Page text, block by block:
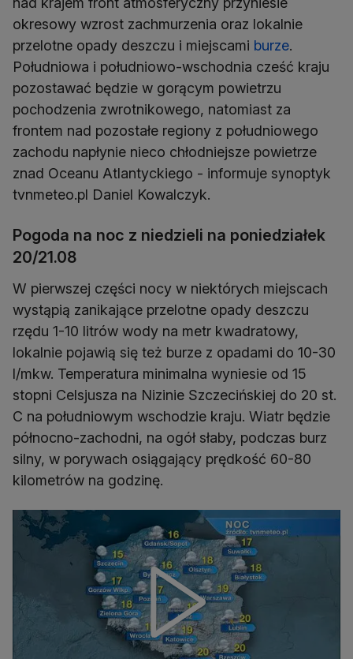
okresowy wzrost zachmurzenia oraz lokalnie
przelotne opady deszczu i miejscami burze.
Południowa i południowo-wschodnia cześć kraju
pozostawać będzie w gorącym powietrzu
pochodzenia zwrotnikowego, natomiast za
frontem nad pozostałe regiony z południowego
zachodu napłynie nieco chłodniejsze powietrze
znad Oceanu Atlantyckiego - informuje synoptyk
tvnmeteo.pl Daniel Kowalczyk.
Pogoda na noc z niedzieli na poniedziałek
20/21.08
W pierwszej części nocy w niektórych miejscach
wystąpią zanikające przelotne opady deszczu
rzędu 1-10 litrów wody na metr kwadratowy,
lokalnie pojawią się też burze z opadami do 10-30
l/mkw. Temperatura minimalna wyniesie od 15
stopni Celsjusza na Nizinie Szczecińskiej do 20 st.
C na południowym wschodzie kraju. Wiatr będzie
północno-zachodni, na ogół słaby, podczas burz
silny, w porywach osiągający prędkość 60-80
kilometrów na godzinę.